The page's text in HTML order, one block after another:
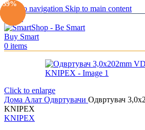
Skip to navigation Skip to main content
0 items
Click to enlarge
Дома Алат Одвртувачи Одвртувач
KNIPEX
KNIPEX
-19%
-10%
-39%